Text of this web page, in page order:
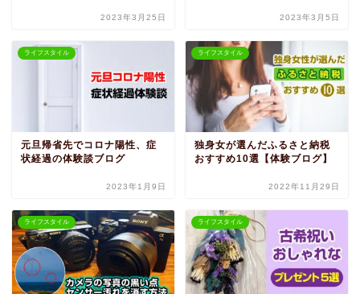
2023年3月25日 2023年3月5日
ライフスタイル
元旦帰省先でコロナ陽性、症
状経過の体験談ブログ
2023年1月9日
ライフスタイル
独身女が選んだふるさと納税
おすすめ10選【体験ブログ】
2022年11月29日
ライフスタイル ライフスタイル